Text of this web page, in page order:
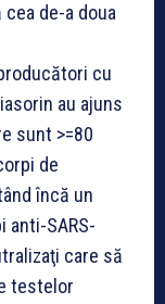
de-a doua
cu
au ajuns
sunt >=80
de
încă un
anti-SARS-
care să
testelor